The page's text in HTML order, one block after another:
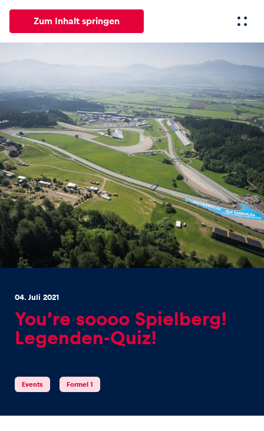
Zum Inhalt springen
News
Alle anzeigen
Events
Alle anzeigen
04. Juli 2021
You’re soooo Spielberg!
Legenden-Quiz!
Events Formel 1